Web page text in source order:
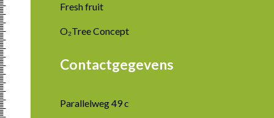
Fresh fruit
O₂Tree Concept
Contactgegevens
Parallelweg 49 c